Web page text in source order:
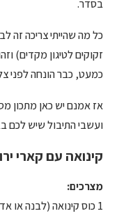
בסדר.
כל מה שהייתי צריכה זה
כמעט, כבר הונחה לפני
אז אמנם יש כאן מתכון
ועשבי התיבול שיש לכם
קינואה עם קארי
מצרכים:
1 כוס קינואה (לבנה או אדומה או מיקס)